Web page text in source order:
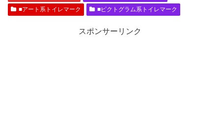
■アート系トイレマーク
■ピクトグラム系トイレマーク
スポンサーリンク